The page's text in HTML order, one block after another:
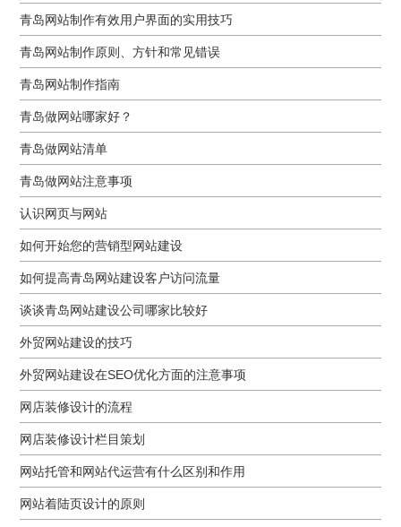
青岛网站制作有效用户界面的实用技巧
青岛网站制作原则、方针和常见错误
青岛网站制作指南
青岛做网站哪家好？
青岛做网站清单
青岛做网站注意事项
认识网页与网站
如何开始您的营销型网站建设
如何提高青岛网站建设客户访问流量
谈谈青岛网站建设公司哪家比较好
外贸网站建设的技巧
外贸网站建设在SEO优化方面的注意事项
网店装修设计的流程
网店装修设计栏目策划
网站托管和网站代运营有什么区别和作用
网站着陆页设计的原则